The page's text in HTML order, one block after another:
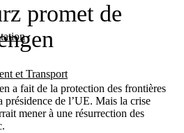
et Transport
promet de
a fait de la protection des frontières
présidence de l’UE. Mais la crise
mener à une résurrection des